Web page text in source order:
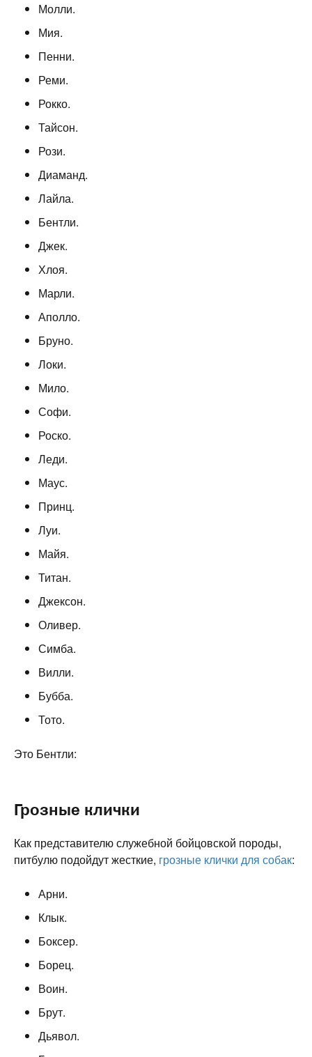
Молли.
Мия.
Пенни.
Реми.
Рокко.
Тайсон.
Рози.
Диаманд.
Лайла.
Бентли.
Джек.
Хлоя.
Марли.
Аполло.
Бруно.
Локи.
Мило.
Софи.
Роско.
Леди.
Маус.
Принц.
Луи.
Майя.
Титан.
Джексон.
Оливер.
Симба.
Вилли.
Бубба.
Тото.
Это Бентли:
Грозные клички
Как представителю служебной бойцовской породы,
питбулю подойдут жесткие, грозные клички для собак:
Арни.
Клык.
Боксер.
Борец.
Воин.
Брут.
Дьявол.